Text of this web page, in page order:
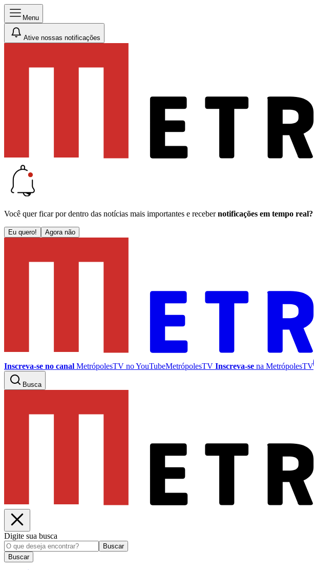
Menu
Ative nossas notificações
Você quer ficar por dentro das notícias mais importantes e receber notificações em tempo real?
Eu quero! Agora não
Inscreva-se no canal MetrópolesTV noYouTubeMetrópolesTV Inscreva-se na MetrópolesTV
Busca
Digite sua busca
Buscar
Buscar